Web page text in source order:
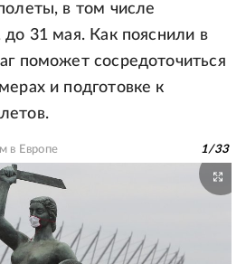
в том числе
до 31 мая. Как пояснили в
поможет сосредоточиться
и подготовке к
в Европе 1/33